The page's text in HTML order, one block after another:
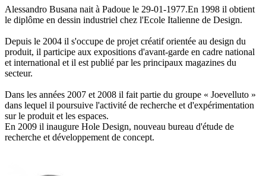
Alessandro Busana nait à Padoue le 29-01-1977.En 1998 il obtient
le diplôme en dessin industriel chez l'Ecole Italienne de Design.
Depuis le 2004 il s'occupe de projet créatif orientée au design du
produit, il participe aux expositions d'avant-garde en cadre national
et international et il est publié par les principaux magazines du
secteur.
Dans les années 2007 et 2008 il fait partie du groupe « Joevelluto »
dans lequel il poursuive l'activité de recherche et d'expérimentation
sur le produit et les espaces.
En 2009 il inaugure Hole Design, nouveau bureau d'étude de
recherche et développement de concept.